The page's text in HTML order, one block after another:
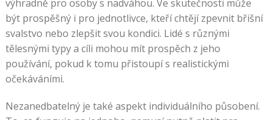
výhradně pro osoby s nadváhou. Ve skutečnosti může
být prospěšný i pro jednotlivce, kteří chtějí zpevnit břišní
svalstvo nebo zlepšit svou kondici. Lidé s různými
tělesnými typy a cíli mohou mít prospěch z jeho
používání, pokud k tomu přistoupí s realistickými
očekáváními.
Nezanedbatelný je také aspekt individuálního působení.